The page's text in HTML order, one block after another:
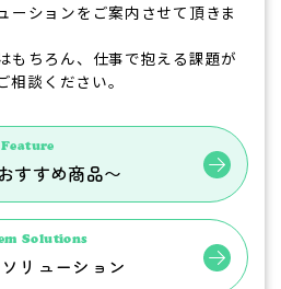
ーションをご案内させて頂きま
もちろん、仕事で抱える課題が
相談ください。
Feature
すすめ商品〜
Solutions
リューション